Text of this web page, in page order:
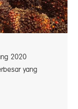
2020
yang